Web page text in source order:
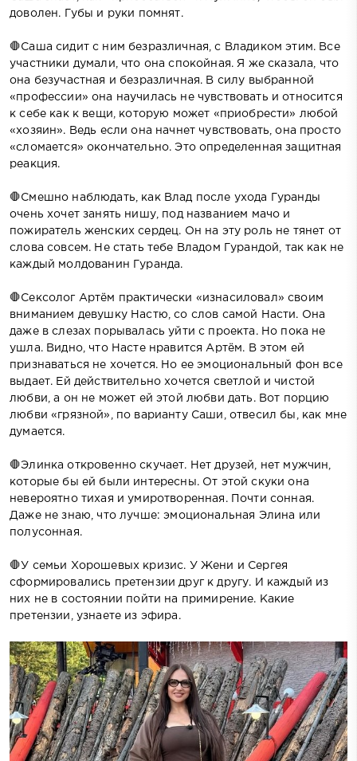
доволен. Губы и руки помнят.
🛑Саша сидит с ним безразличная, с Владиком этим. Все
участники думали, что она спокойная. Я же сказала, что
она безучастная и безразличная. В силу выбранной
«профессии» она научилась не чувствовать и относится
к себе как к вещи, которую может «приобрести» любой
«хозяин». Ведь если она начнет чувствовать, она просто
«сломается» окончательно. Это определенная защитная
реакция.
🛑Смешно наблюдать, как Влад после ухода Гуранды
очень хочет занять нишу, под названием мачо и
пожиратель женских сердец. Он на эту роль не тянет от
слова совсем. Не стать тебе Владом Гурандой, так как не
каждый молдованин Гуранда.
🛑Сексолог Артём практически «изнасиловал» своим
вниманием девушку Настю, со слов самой Насти. Она
даже в слезах порывалась уйти с проекта. Но пока не
ушла. Видно, что Насте нравится Артём. В этом ей
признаваться не хочется. Но ее эмоциональный фон все
выдает. Ей действительно хочется светлой и чистой
любви, а он не может ей этой любви дать. Вот порцию
любви «грязной», по варианту Саши, отвесил бы, как мне
думается.
🛑Элинка откровенно скучает. Нет друзей, нет мужчин,
которые бы ей были интересны. От этой скуки она
невероятно тихая и умиротворенная. Почти сонная.
Даже не знаю, что лучше: эмоциональная Элина или
полусонная.
🛑У семьи Хорошевых кризис. У Жени и Сергея
сформировались претензии друг к другу. И каждый из
них не в состоянии пойти на примирение. Какие
претензии, узнаете из эфира.